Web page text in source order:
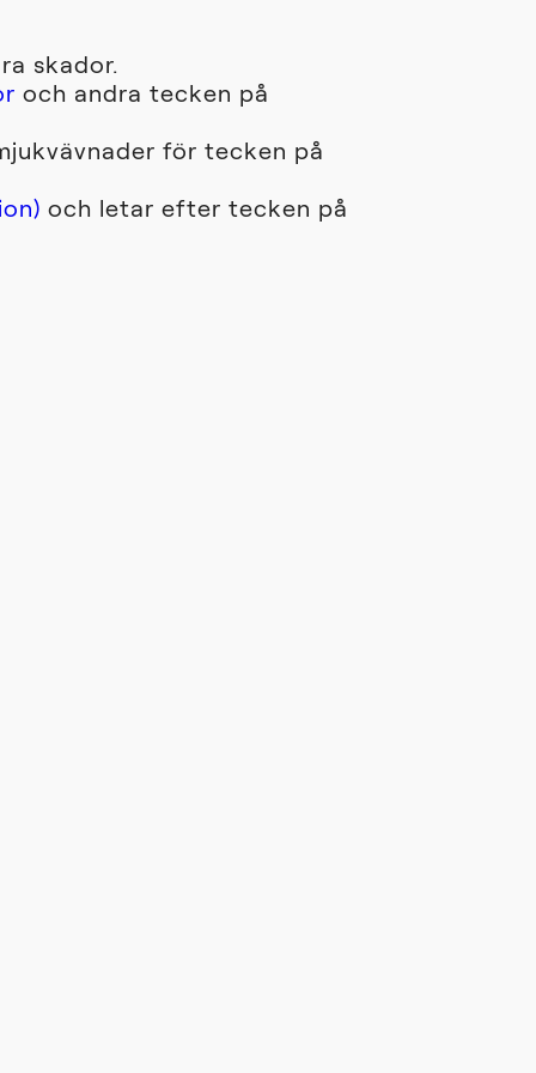
skador.
och andra tecken på
för tecken på
och letar efter tecken på